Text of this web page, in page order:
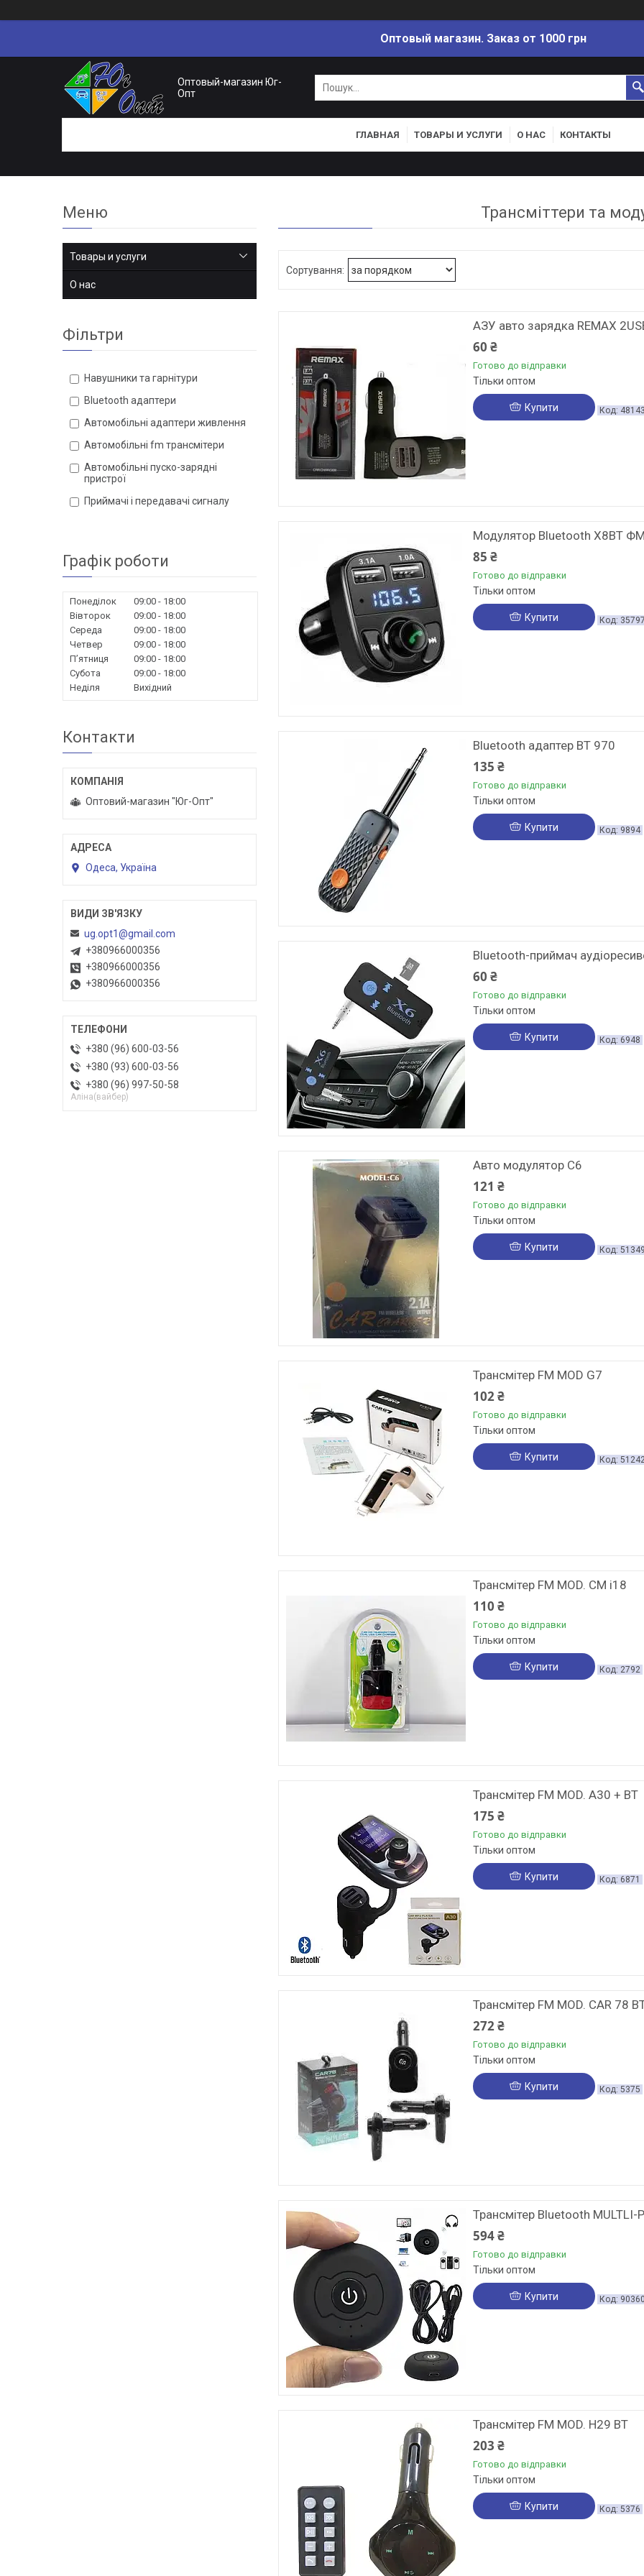
Оптовый магазин. Заказ от 1000 грн
Оптовый-магазин Юг-
Опт
ГЛАВНАЯ ТОВАРЫ И УСЛУГИ О НАС КОНТАКТЫ
Трансміттери та
АЗУ авто зарядка REMAX
60 ₴
Готово до відправки
Тільки оптом
Купити
Модулятор Bluetooth X8BT
85 ₴
Готово до відправки
Тільки оптом
Купити
Bluetooth адаптер BT 970
135 ₴
Готово до відправки
Тільки оптом
Купити 9894
Bluetooth-приймач
60 ₴
Готово до відправки
Тільки оптом
Купити 6948
Авто модулятор C6
121 ₴
Готово до відправки
Тільки оптом
Купити
Трансмітер FM MOD G7
102 ₴
Готово до відправки
Тільки оптом
Купити
Трансмітер FM MOD. CM i18
110 ₴
Готово до відправки
Тільки оптом
Купити 2792
Трансмітер FM MOD. A30 + BT
175 ₴
Готово до відправки
Тільки оптом
Купити 6871
Трансмітер FM MOD. CAR 78
272 ₴
Готово до відправки
Тільки оптом
Купити 5375
Трансмітер Bluetooth MULTLI-
594 ₴
Готово до відправки
Тільки оптом
Купити
Трансмітер FM MOD. H29 BT
203 ₴
Готово до відправки
Тільки оптом
Купити 5376
Товары и услуги
О нас
Фільтри
Навушники та гарнітури
Bluetooth адаптери
Автомобільні адаптери живлення
Автомобільні fm трансмітери
Автомобільні пуско-зарядні
пристрої
Приймачі і передавачі сигналу
Графік роботи
Понеділок 09:00
18:00
Вівторок
09:00
18:00
Середа
09:00
18:00
Четвер
09:00
18:00
Пʼятниця
09:00
18:00
Субота
09:00
18:00
Неділя
Вихідний
Контакти
Оптовий-магазин "Юг-Опт"
Одеса, Україна
ug.opt1@gmail.com
+380966000356
+380966000356
+380966000356
+380 (96) 600-03-56
+380 (93) 600-03-56
+380 (96) 997-50-58
Алiна(вайбер)